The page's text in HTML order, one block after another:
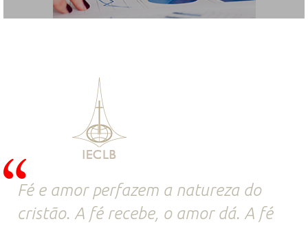
Fé e amor perfazem a natureza do
cristão. A fé recebe, o amor dá. A fé